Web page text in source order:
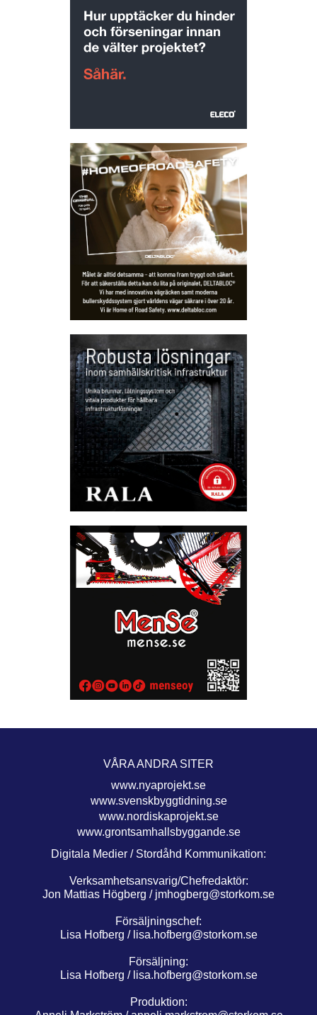
VÅRA ANDRA SITER
www.nyaprojekt.se
www.svenskbyggtidning.se
www.nordiskaprojekt.se
www.grontsamhallsbyggande.se
Digitala Medier / Stordåhd Kommunikation:
Verksamhetsansvarig/Chefredaktör:
Jon Mattias Högberg / jmhogberg@storkom.se
Försäljningschef:
Lisa Hofberg / lisa.hofberg@storkom.se
Försäljning:
Lisa Hofberg / lisa.hofberg@storkom.se
Produktion: